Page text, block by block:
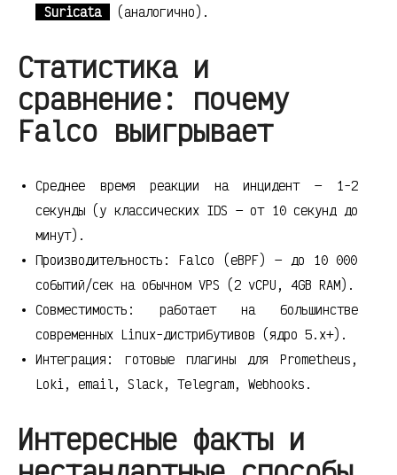
Suricata
(аналогично).
Статистика и
сравнение: почему
Falco выигрывает
Среднее время реакции на инцидент — 1-2
секунды (у классических IDS — от 10 секунд до
минут).
Производительность: Falco (eBPF) — до 10 000
событий/сек на обычном VPS (2 vCPU, 4GB RAM).
Совместимость: работает на большинстве
современных Linux-дистрибутивов (ядро 5.x+).
Интеграция: готовые плагины для Prometheus,
Loki, email, Slack, Telegram, Webhooks.
Интересные факты и